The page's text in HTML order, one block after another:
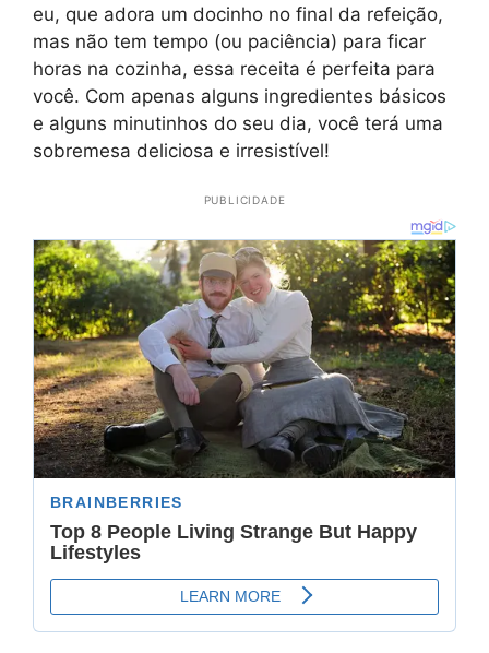
eu, que adora um docinho no final da refeição,
mas não tem tempo (ou paciência) para ficar
horas na cozinha, essa receita é perfeita para
você. Com apenas alguns ingredientes básicos
e alguns minutinhos do seu dia, você terá uma
sobremesa deliciosa e irresistível!
PUBLICIDADE